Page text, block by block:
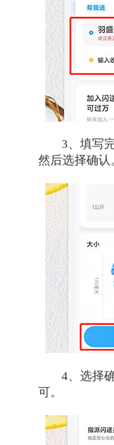
3、填写
然后选择确认
4、选择
可。